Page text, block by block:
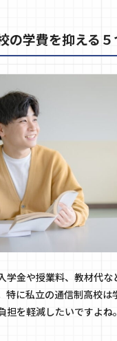
の学費を抑える
学金や授業料、教材代な
特に私立の通信制高校は
担を軽減したいですよね。